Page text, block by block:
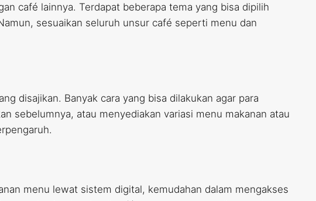
café lainnya. Terdapat beberapa tema yang bisa dipilih
sesuaikan seluruh unsur café seperti menu dan
disajikan. Banyak cara yang bisa dilakukan agar para
sebelumnya, atau menyediakan variasi menu makanan atau
menu lewat sistem digital, kemudahan dalam mengakses